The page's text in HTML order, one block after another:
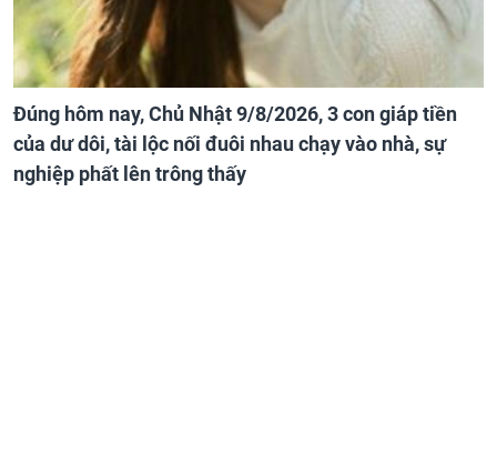
Đúng hôm nay, Chủ Nhật 9/8/2026, 3 con giáp tiền
của dư dôi, tài lộc nối đuôi nhau chạy vào nhà, sự
nghiệp phất lên trông thấy